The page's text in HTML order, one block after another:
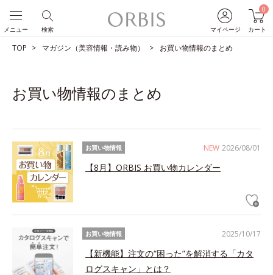
マイページ
0
カート
検索
メニュー
TOP マガジン（美容情報・読み物） お買い物情報のまとめ
お買い物情報のまとめ
NEW 2026/08/01
お買い物情報
【8月】ORBIS お買い物カレンダー
2025/10/17
お買い物情報
【新機能】注文の“困った”を解消する「カタ
ログスキャン」とは？